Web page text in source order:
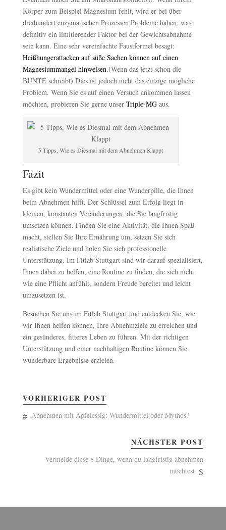
Körper zum Beispiel Magnesium fehlt, wird er bei über
dreihundert enzymatischen Prozessen Probleme haben, was
definitiv ein limitierender Faktor bei der Gewichtsabnahme
sein kann. Eine sehr vereinfachte Faustformel besagt:
Heißhungerattacken auf süße Sachen können auf einen
Magnesiummangel hinweisen.(Wenn das jetzt schon die
BUNTE schreibt) Dies ist jedoch nicht das einzige mögliche
Problem. Wenn Sie es auf einen Versuch ankommen lassen
möchten, probieren Sie gerne unser Triple-MGaus.
5 Tipps, Wie es Diesmal mit dem Abnehmen Klappt
Fazit
Es gibt kein Wundermittel oder eine Wunderpille, die Ihnen
beim Abnehmen hilft. Der Schlüssel zum Erfolg liegt in
kleinen, konstanten Veränderungen, die Sie langfristig
umsetzen können. Finden Sie eine Aktivität, die Ihnen Spaß
macht, stellen Sie Ihre Ernährung um, setzen Sie sich
realistische Ziele und holen Sie sich professionelle
Unterstützung. Im Fitlab Stuttgart sind wir darauf spezialisiert,
Ihnen dabei zu helfen, eine Routine zu finden, die sich nicht
wie eine Pflicht anfühlt, sondern Freude bereitet und leicht
umzusetzen ist.
Besuchen Sie uns im Fitlab Stuttgart und entdecken Sie, wie
wir Ihnen helfen können, Ihre Abnehmziele zu erreichen und
ein gesünderes, fitteres Leben zu führen. Mit der richtigen
Unterstützung und einer nachhaltigen Routine können Sie
wunderbare Ergebnisse erzielen.
VORHERIGER POST
Abnehmen mit Apfelessig: Wundermittel oder Mythos?
NÄCHSTER POST
Vermeide diese 8 Dinge, wenn du langfristig abnehmen
möchtest